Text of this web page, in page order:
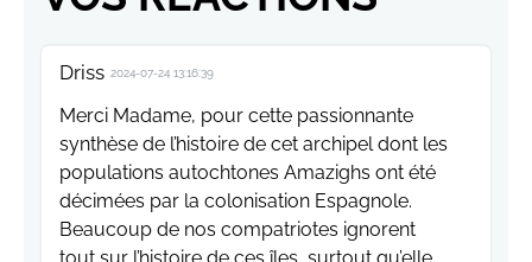
Driss 2024-07-24 13:16:39
Merci Madame, pour cette passionnante
synthèse de l’histoire de cet archipel dont les
populations autochtones Amazighs ont été
décimées par la colonisation Espagnole.
Beaucoup de nos compatriotes ignorent